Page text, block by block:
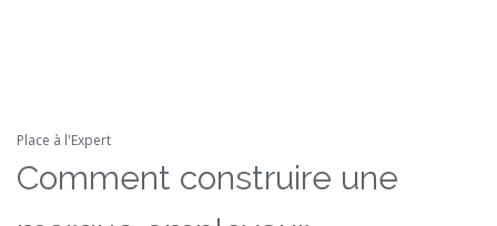
Place à l'Expert
Comment construire une